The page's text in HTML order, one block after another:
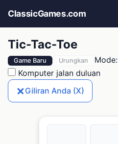
ClassicGames.com
Tic-Tac-Toe
Game Baru Urungkan
Mode:
Komputer jalan duluan
Giliran Anda (X)